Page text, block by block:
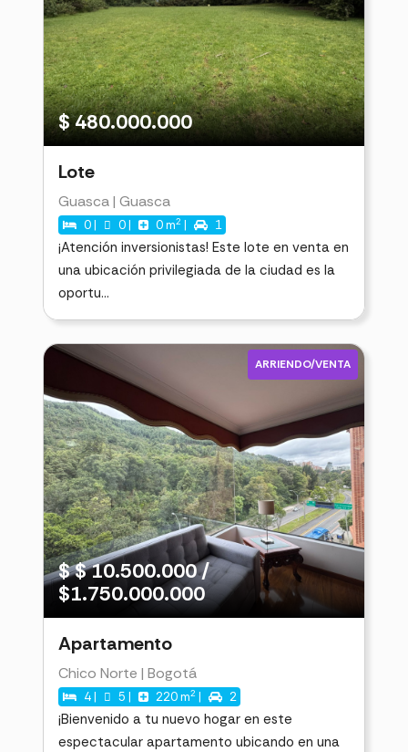
$ 480.000.000
Lote
Guasca | Guasca
0 | 0 | 0 m2 | 1
¡Atención inversionistas! Este lote en venta en
una ubicación privilegiada de la ciudad es la
oportu...
ARRIENDO/VENTA
$ $ 10.500.000 /
$1.750.000.000
Apartamento
Chico Norte | Bogotá
4 | 5 | 220 m2 | 2
¡Bienvenido a tu nuevo hogar en este
espectacular apartamento ubicando en una